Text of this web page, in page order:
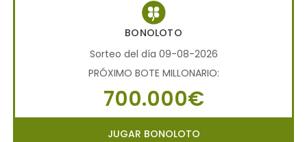
BONOLOTO
Sorteo del día 09-08-2026
PRÓXIMO BOTE MILLONARIO:
700.000€
JUGAR BONOLOTO